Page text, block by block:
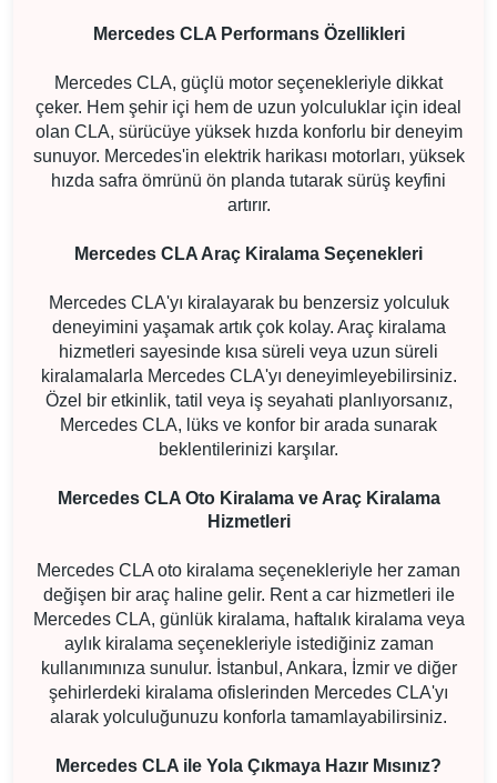
Mercedes CLA Performans Özellikleri
Mercedes CLA, güçlü motor seçenekleriyle dikkat
çeker. Hem şehir içi hem de uzun yolculuklar için ideal
olan CLA, sürücüye yüksek hızda konforlu bir deneyim
sunuyor. Mercedes'in elektrik harikası motorları, yüksek
hızda safra ömrünü ön planda tutarak sürüş keyfini
artırır.
Mercedes CLA Araç Kiralama Seçenekleri
Mercedes CLA'yı kiralayarak bu benzersiz yolculuk
deneyimini yaşamak artık çok kolay. Araç kiralama
hizmetleri sayesinde kısa süreli veya uzun süreli
kiralamalarla Mercedes CLA'yı deneyimleyebilirsiniz.
Özel bir etkinlik, tatil veya iş seyahati planlıyorsanız,
Mercedes CLA, lüks ve konfor bir arada sunarak
beklentilerinizi karşılar.
Mercedes CLA Oto Kiralama ve Araç Kiralama
Hizmetleri
Mercedes CLA oto kiralama seçenekleriyle her zaman
değişen bir araç haline gelir. Rent a car hizmetleri ile
Mercedes CLA, günlük kiralama, haftalık kiralama veya
aylık kiralama seçenekleriyle istediğiniz zaman
kullanımınıza sunulur. İstanbul, Ankara, İzmir ve diğer
şehirlerdeki kiralama ofislerinden Mercedes CLA'yı
alarak yolculuğunuzu konforla tamamlayabilirsiniz.
Mercedes CLA ile Yola Çıkmaya Hazır Mısınız?